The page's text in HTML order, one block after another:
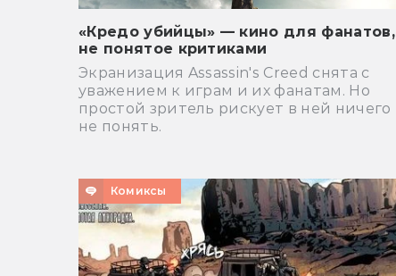
«Кредо убийцы» — кино для фанатов,
не понятое критиками
Экранизация Assassin's Creed снята с
уважением к играм и их фанатам. Но
простой зритель рискует в ней ничего
не понять.
Комиксы